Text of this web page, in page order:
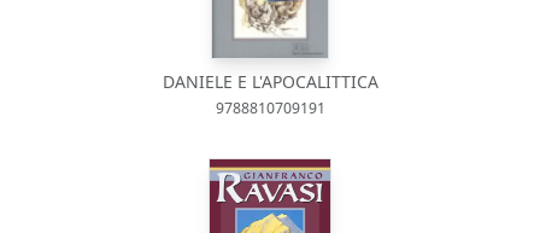
DANIELE E L'APOCALITTICA
9788810709191